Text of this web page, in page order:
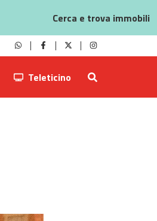
Cerca e trova immobili
Teleticino